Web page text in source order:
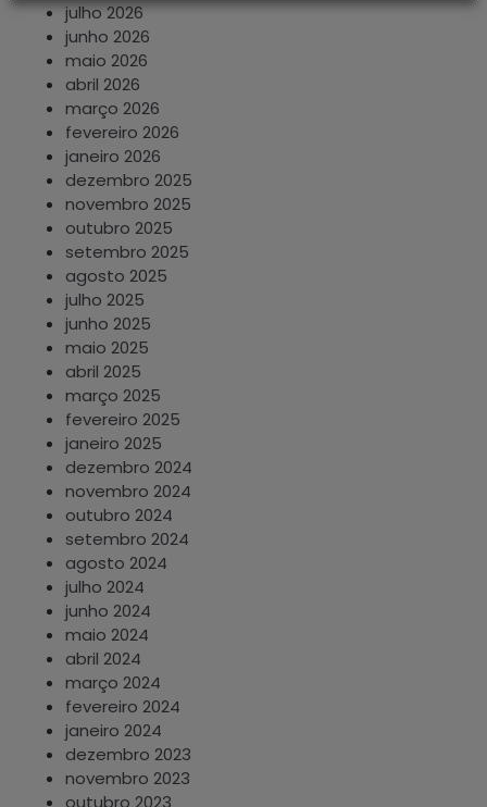
julho 2026
junho 2026
maio 2026
abril 2026
março 2026
fevereiro 2026
janeiro 2026
dezembro 2025
novembro 2025
outubro 2025
setembro 2025
agosto 2025
julho 2025
junho 2025
maio 2025
abril 2025
março 2025
fevereiro 2025
janeiro 2025
dezembro 2024
novembro 2024
outubro 2024
setembro 2024
agosto 2024
julho 2024
junho 2024
maio 2024
abril 2024
março 2024
fevereiro 2024
janeiro 2024
dezembro 2023
novembro 2023